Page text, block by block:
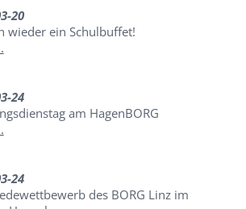
20
wieder ein Schulbuffet!
24
am HagenBORG
24
des BORG Linz im